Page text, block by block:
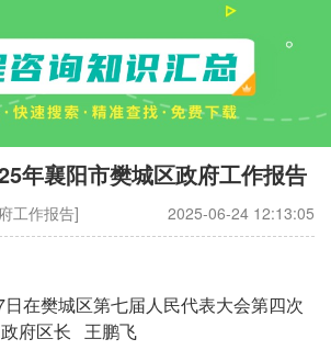
年襄阳市樊城区政府工作报告
工作报告] 2025-06-24 12:13:05
在樊城区第七届人民代表大会第四次
府区长 王鹏飞